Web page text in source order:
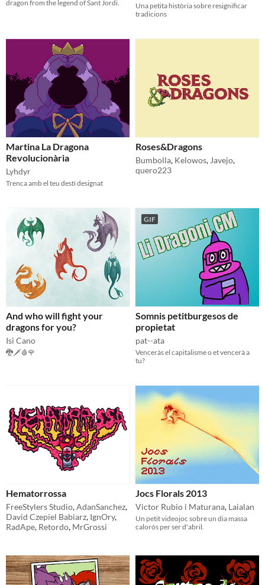
dragon from the legend of Sant Jordi.
Una petita història sobre resignificar
tradicions
Martina La Dragona
Revolucionària
Lyhdyr
Trenca amb el teu destí designat
Roses&Dragons
Bumbolla, Kelowos, Javejo,
quero223
And who will fight your
dragons for you?
Isi Cano
🐉🗡🩸🌹
GIF
Somnis petitburgesos de
propietat
pat--ata
Venceràs el capitalisme o et vencerà a
tu?
Hematorrossa
FreeStylers Studio,AdanSanchez,
David Czepiel Babiarz, IgnOry,
RadApe, Retordo, MrGrossi
Jocs Florals 2013
Victor Rubio i Maturana, Laialan
Un petit videojoc sobre un dia massa
calorós per ser d'abril.